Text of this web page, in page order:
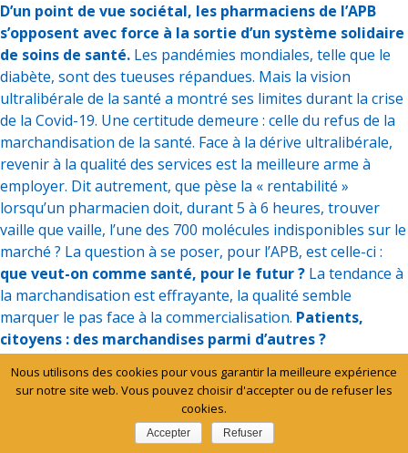
D’un point de vue sociétal, les pharmaciens de l’APB
s’opposent avec force à la sortie d’un système solidaire
de soins de santé. Les pandémies mondiales, telle que le
diabète, sont des tueuses répandues. Mais la vision
ultralibérale de la santé a montré ses limites durant la crise
de la Covid-19. Une certitude demeure : celle du refus de la
marchandisation de la santé. Face à la dérive ultralibérale,
revenir à la qualité des services est la meilleure arme à
employer. Dit autrement, que pèse la « rentabilité »
lorsqu’un pharmacien doit, durant 5 à 6 heures, trouver
vaille que vaille, l’une des 700 molécules indisponibles sur le
marché ? La question à se poser, pour l’APB, est celle-ci :
que veut-on comme santé, pour le futur ? La tendance à
la marchandisation est effrayante, la qualité semble
marquer le pas face à la commercialisation. Patients,
citoyens : des marchandises parmi d’autres ?
Des garde-fous, des réponses à cette vision glaçante
existent pourtant. L’intérêt des patients vulnérables , au
centre des préoccupations de tous, en est une. Une
meilleure transversalitédans la répartition des tâches,
Nous utilisons des cookies pour vous garantir la meilleure expérience
sur notre site web. Vous pouvez choisir d'accepter ou de refuser les
cookies.
Accepter Refuser